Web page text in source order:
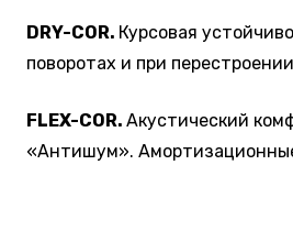
DRY-COR. Курсовая
поворотах и при
FLEX-COR. Акустический
«Антишум». Амортизационные